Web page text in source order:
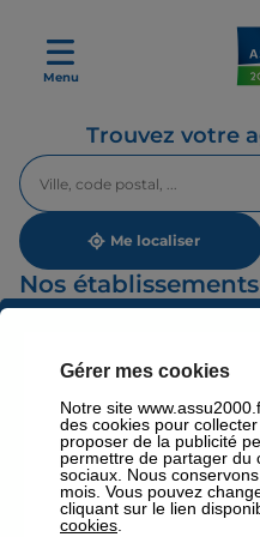
Menu
Trouvez votre
Veuillez
renseigner
une
adresse
Me localiser
Nos
Nos établissements
Par région
Par département
Gérer mes cookies
Notre site
des cookies pour
proposer de la publicité
permettre de partager du
sociaux. Nous
mois. Vous pouvez
cliquant sur le lien
cookies